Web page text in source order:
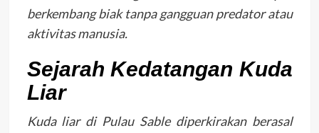
berkembang biak tanpa gangguan predator atau
aktivitas manusia.
Sejarah Kedatangan Kuda
Liar
Kuda liar di Pulau Sable diperkirakan berasal